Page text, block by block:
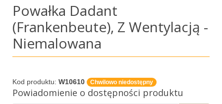
Powałka Dadant
(Frankenbeute), Z Wentylacją -
Niemalowana
Kod produktu: W10610 Chwilowo niedostępny
Powiadomienie o dostępności produktu